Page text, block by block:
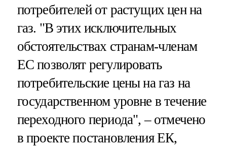
потребителей от растущих цен на
газ. "В этих исключительных
обстоятельствах странам-членам
ЕС позволят регулировать
потребительские цены на газ на
государственном уровне в течение
переходного периода", – отмечено
в проекте постановления ЕК,